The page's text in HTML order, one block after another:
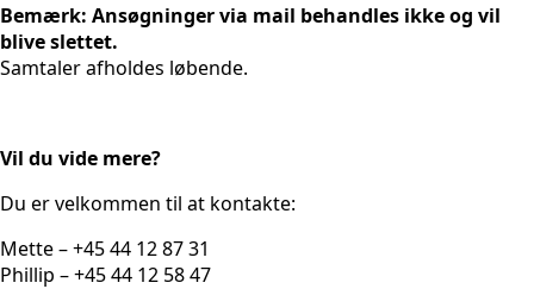
Bemærk: Ansøgninger via mail behandles ikke og vil
blive slettet.
Samtaler afholdes løbende.
Vil du vide mere?
Du er velkommen til at kontakte:
Mette – +45 44 12 87 31
Phillip – +45 44 12 58 47